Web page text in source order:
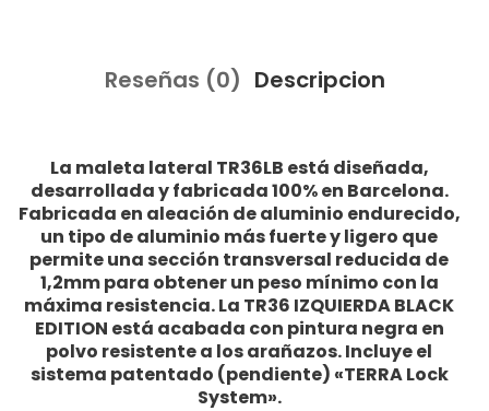
Reseñas (0) Descripcion
La maleta lateral TR36LB está diseñada,
desarrollada y fabricada 100% en Barcelona.
Fabricada en aleación de aluminio endurecido,
un tipo de aluminio más fuerte y ligero que
permite una sección transversal reducida de
1,2mm para obtener un peso mínimo con la
máxima resistencia. La TR36 IZQUIERDA BLACK
EDITION está acabada con pintura negra en
polvo resistente a los arañazos. Incluye el
sistema patentado (pendiente) «TERRA Lock
System».